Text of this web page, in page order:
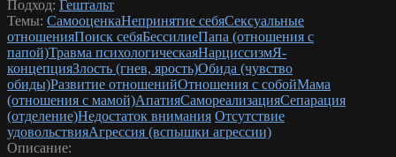
Подход: Гештальт
Темы: СамооценкаНепринятие себяСексуальные
отношенияПоиск себяБессилиеПапа (отношения с
папой)Травма психологическаяНарциссизмЯ-
концепцияЗлость (гнев, ярость)Обида (чувство
обиды)Развитие отношенийОтношения с собойМама
(отношения с мамой)АпатияСамореализацияСепарация
(отделение)Недостаток внимания Отсутствие
удовольствияАгрессия (вспышки агрессии)
Описание: